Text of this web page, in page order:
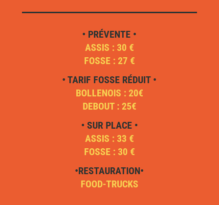
• PRÉVENTE •
ASSIS : 30 €
FOSSE : 27 €
• TARIF FOSSE RÉDUIT •
BOLLENOIS : 20€
DEBOUT : 25€
• SUR PLACE •
ASSIS : 33 €
FOSSE : 30 €
•RESTAURATION•
FOOD-TRUCKS